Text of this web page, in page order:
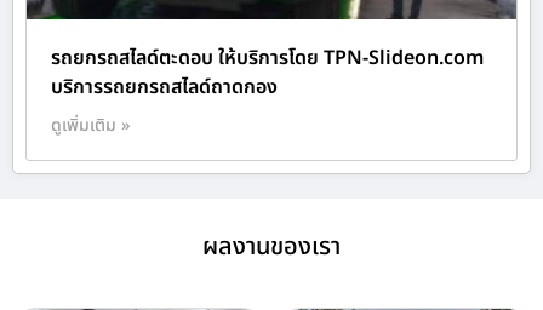
รถยกรถสไลด์ตะดอบ ให้บริการโดย TPN-Slideon.com
บริการรถยกรถสไลด์ถาดกอง
ดูเพิ่มเติม »
ผลงานของเรา